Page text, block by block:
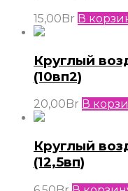
15,00Br В
Круглый
(10вп2)
20,00 Br В
Круглый
(12,5вп)